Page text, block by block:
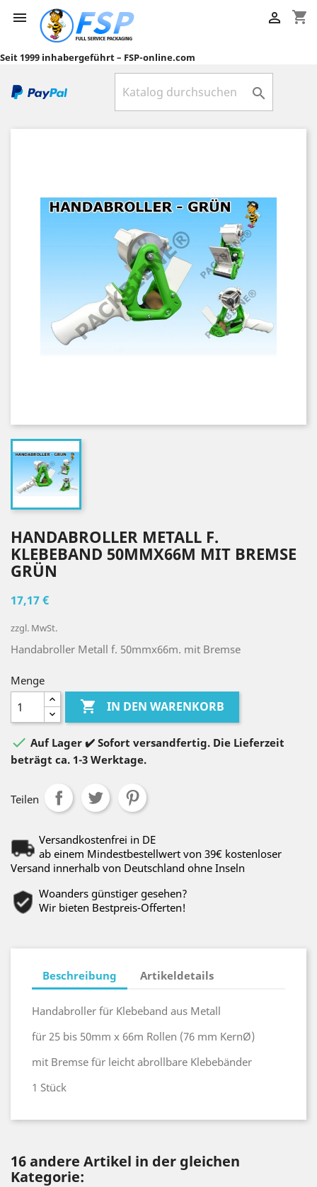
 shopping_cart

Seit 1999 inhabergeführt – FSP-online.com

HANDABROLLER METALL F.
KLEBEBAND 50MMX66M MIT BREMSE
GRÜN
17,17 €
zzgl. MwSt.
Handabroller Metall f. 50mmx66m. mit Bremse
Menge
 IN DEN WARENKORB
 Auf Lager ✔️ Sofort versandfertig. Die Lieferzeit
beträgt ca. 1-3 Werktage.
Teilen
Versandkostenfrei in DE
ab einem Mindestbestellwert von 39€ kostenloser
Versand innerhalb von Deutschland ohne Inseln
Woanders günstiger gesehen?
Wir bieten Bestpreis-Offerten!
Beschreibung Artikeldetails
Handabroller für Klebeband aus Metall
für 25 bis 50mm x 66m Rollen (76 mm KernØ)
mit Bremse für leicht abrollbare Klebebänder
1 Stück
16 andere Artikel in der gleichen
Kategorie: